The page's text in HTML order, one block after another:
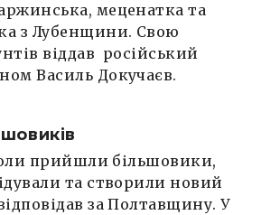
меценатка та
з Лубенщини. Свою
віддав російський
Василь Докучаєв.
прийшли більшовики,
та створили новий
за Полтавщину. У